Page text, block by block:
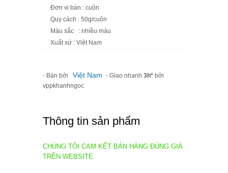
Đơn vị bán : cuộn
Quy cách : 50g/cuộn
Màu sắc : nhiều màu
Xuất xứ : Việt Nam
- Bán bởi Việt Nam - Giao nhanh 3h* bởi
vppkhanhngoc
Thông tin sản phẩm
CHÚNG TÔI CAM KẾT BÁN HÀNG ĐÚNG GIÁ
TRÊN WEBSITE